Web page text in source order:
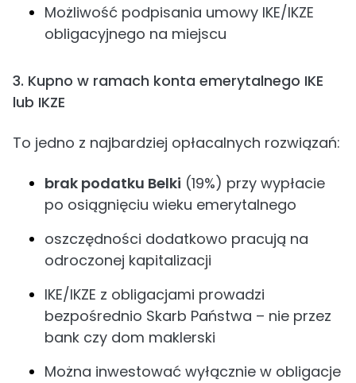
Możliwość podpisania umowy IKE/IKZE
obligacyjnego na miejscu
3. Kupno w ramach konta emerytalnego IKE
lub IKZE
To jedno z najbardziej opłacalnych rozwiązań:
brak podatku Belki (19%) przy wypłacie
po osiągnięciu wieku emerytalnego
oszczędności dodatkowo pracują na
odroczonej kapitalizacji
IKE/IKZE z obligacjami prowadzi
bezpośrednio Skarb Państwa – nie przez
bank czy dom maklerski
Można inwestować wyłącznie w obligacje